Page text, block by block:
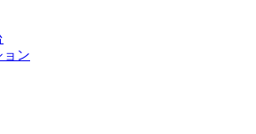
ョン